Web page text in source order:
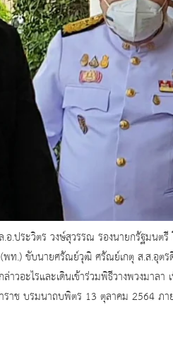
.ประวิตร​ วงษ์สุวรรณ​ รองนายกรัฐมนต
ท.) ขับนายศรัณย์วุฒิ ศรัณย์เกตุ ส.ส.อุต
าวอะไรและเดินเข้าร่วมพิธีวางพวงมา
าช บรมนาถบพิตร 13 ตุลาคม 2564 ภ